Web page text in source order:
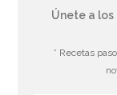
Únete a los
* Recetas